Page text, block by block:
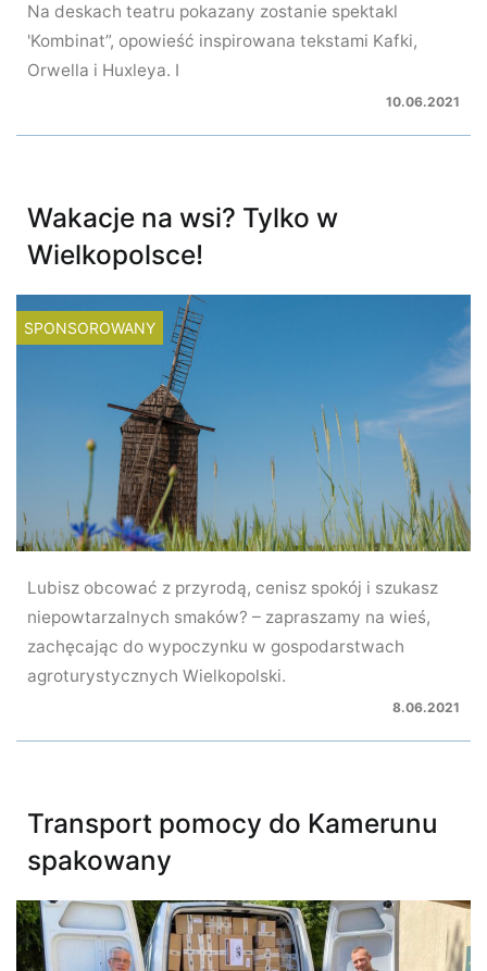
Na deskach teatru pokazany zostanie spektakl
'Kombinat”, opowieść inspirowana tekstami Kafki,
Orwella i Huxleya. I
10.06.2021
Wakacje na wsi? Tylko w
Wielkopolsce!
SPONSOROWANY
Lubisz obcować z przyrodą, cenisz spokój i szukasz
niepowtarzalnych smaków? – zapraszamy na wieś,
zachęcając do wypoczynku w gospodarstwach
agroturystycznych Wielkopolski.
8.06.2021
Transport pomocy do Kamerunu
spakowany